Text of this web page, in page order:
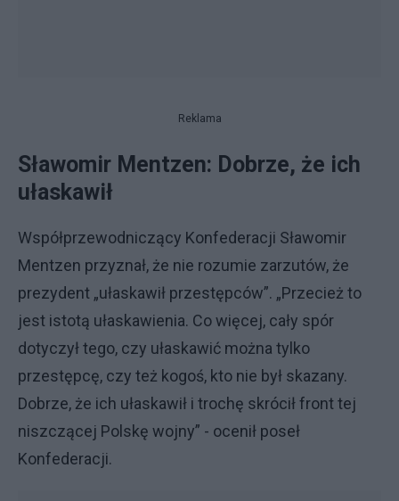
Reklama
Sławomir Mentzen: Dobrze, że ich
ułaskawił
Współprzewodniczący Konfederacji Sławomir
Mentzen przyznał, że nie rozumie zarzutów, że
prezydent „ułaskawił przestępców”. „Przecież to
jest istotą ułaskawienia. Co więcej, cały spór
dotyczył tego, czy ułaskawić można tylko
przestępcę, czy też kogoś, kto nie był skazany.
Dobrze, że ich ułaskawił i trochę skrócił front tej
niszczącej Polskę wojny” - ocenił poseł
Konfederacji.